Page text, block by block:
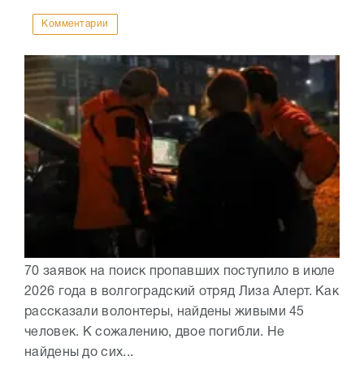
Комментарии
70 заявок на поиск пропавших поступило в июле
2026 года в волгоградский отряд Лиза Алерт. Как
рассказали волонтеры, найдены живыми 45
человек. К сожалению, двое погибли. Не
найдены до сих...